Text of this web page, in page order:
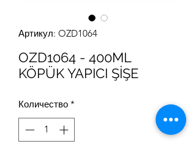
Артикул: OZD1064
OZD1064 - 400ML
KÖPÜK YAPICI ŞİŞE
Количество *